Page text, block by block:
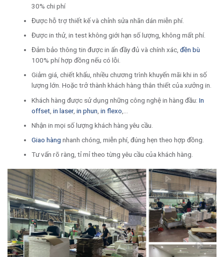
30% chi phí
Được hỗ trợ thiết kế và chỉnh sửa nhãn dán miễn phí.
Được in thử, in test không giới hạn số lượng, không mất phí.
Đảm bảo thông tin được in ấn đầy đủ và chính xác, đền bù
100% phí hợp đồng nếu có lỗi.
Giảm giá, chiết khấu, nhiều chương trình khuyến mãi khi in số
lượng lớn. Hoặc trở thành khách hàng thân thiết của xưởng in.
Khách hàng được sử dụng những công nghệ in hàng đầu: In
offset, in laser, in phun in flexo
Nhận in mọi số lượng khách hàng yêu cầu.
Giao hàng nhanh chóng, miễn phí, đúng hẹn theo hợp đồng.
Tư vấn rõ ràng, tỉ mỉ theo từng yêu cầu của khách hàng.